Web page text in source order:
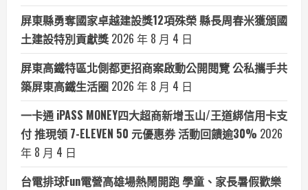
屏東縣勇奪國家卓越建設獎12項殊榮 縣長周春米獲頒國
土建設特別貢獻獎 2026 年 8 月 4 日
屏東高鐵特區北側都更招商案啟動公開閱覽 公私攜手共
築屏東高鐵生活圈 2026 年 8 月 4 日
一卡通 iPASS MONEY四大超商新增玉山/王道綁信用卡支
付 推現領 7-ELEVEN 50 元優惠券 活動回饋逾30% 2026
年 8 月 4 日
台電排球Fun電營高雄場熱鬧開跑 學童、家長暑假歡樂